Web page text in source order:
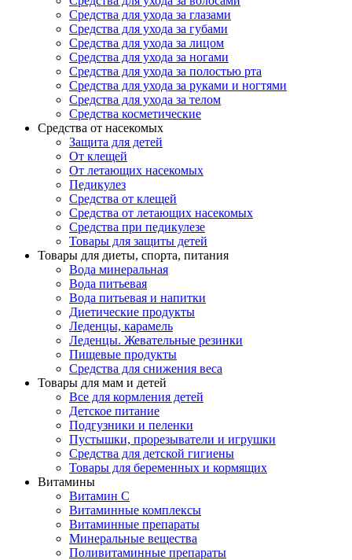
Средства для ухода за глазами
Средства для ухода за губами
Средства для ухода за лицом
Средства для ухода за ногами
Средства для ухода за полостью рта
Средства для ухода за руками и ногтями
Средства для ухода за телом
Средства косметические
Средства от насекомых
Защита для детей
От клещей
От летающих насекомых
Педикулез
Средства от клещей
Средства от летающих насекомых
Средства при педикулезе
Товары для защиты детей
Товары для диеты, спорта, питания
Вода минеральная
Вода питьевая
Вода питьевая и напитки
Диетические продукты
Леденцы, карамель
Леденцы. Жевательные резинки
Пищевые продукты
Средства для снижения веса
Товары для мам и детей
Все для кормления детей
Детское питание
Подгузники и пеленки
Пустышки, прорезыватели и игрушки
Средства для детской гигиены
Товары для беременных и кормящих
Витамины
Витамин С
Витаминные комплексы
Витаминные препараты
Минеральные вещества
Поливитаминные препараты